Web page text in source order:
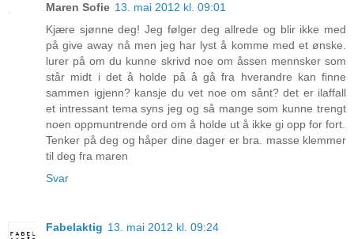
Maren Sofie 13. mai 2012 kl. 09:01
Kjære sjønne deg! Jeg følger deg allrede og blir ikke med
på give away nå men jeg har lyst å komme med et ønske.
lurer på om du kunne skrivd noe om åssen mennsker som
står midt i det å holde på å gå fra hverandre kan finne
sammen igjenn? kansje du vet noe om sånt? det er ilaffall
et intressant tema syns jeg og så mange som kunne trengt
noen oppmuntrende ord om å holde ut å ikke gi opp for fort.
Tenker på deg og håper dine dager er bra. masse klemmer
til deg fra maren
Svar
Fabelaktig 13. mai 2012 kl. 09:24